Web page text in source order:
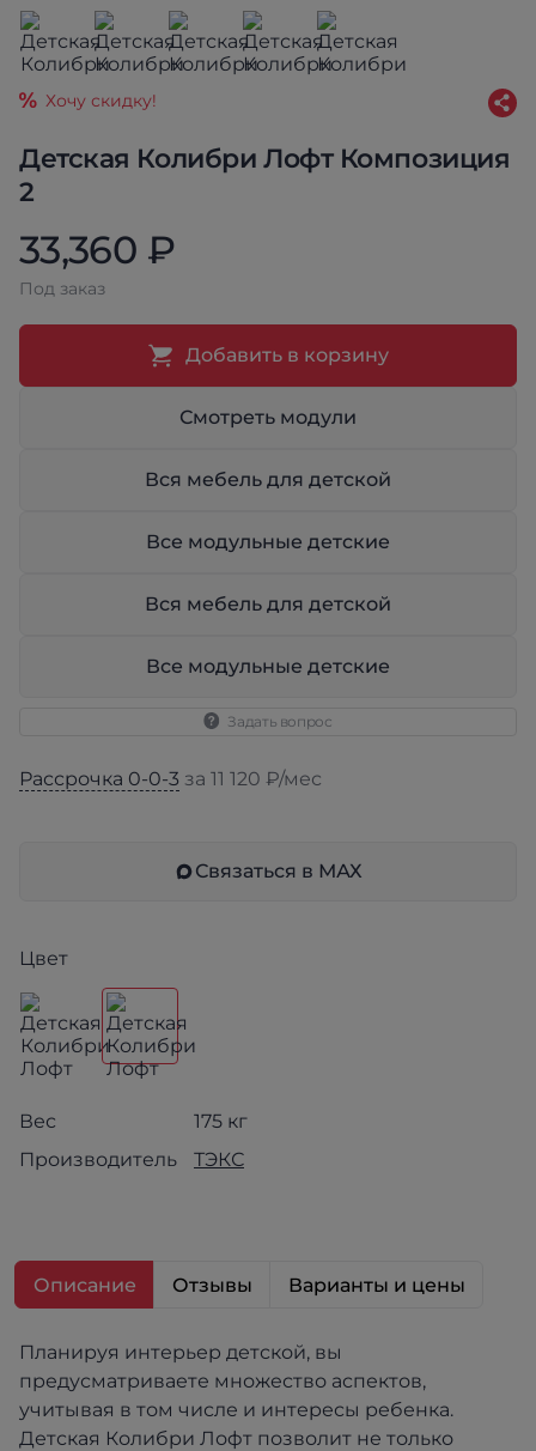
Детская Колибри Лофт Композиция
2
Хочу скидку!
33,360 ₽
Под заказ
Добавить в корзину
Смотреть модули
Вся мебель для детской
Все модульные детские
Вся мебель для детской
Все модульные детские
Задать вопрос
Рассрочка 0-0-3 за 11 120 ₽/мес
Связаться в МАХ
Цвет
Вес
175 кг
Производитель
ТЭКС
Описание Отзывы Варианты и цены
Планируя интерьер детской, вы
предусматриваете множество аспектов,
учитывая в том числе и интересы ребенка.
Детская Колибри Лофт позволит не только